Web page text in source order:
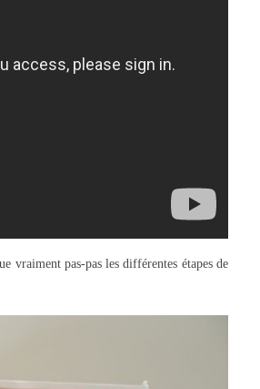
vraiment pas-pas les différentes étapes de